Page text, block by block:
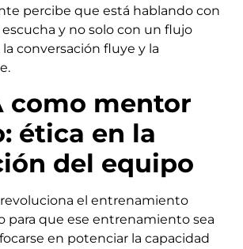
percibe que está hablando con
y no solo con un flujo
conversación fluye y la
como mentor
ética en la
del equipo
el entrenamiento
para que ese entrenamiento sea
en potenciar la capacidad